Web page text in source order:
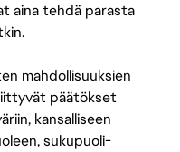
aina tehdä parasta
mahdollisuuksien
päätökset
kansalliseen
sukupuoli-